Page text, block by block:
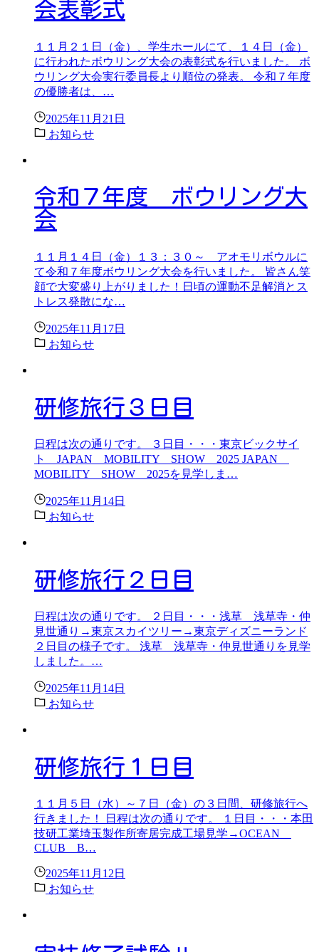
会表彰式
１１月２１日（金）、学生ホールにて、１４日（金）
に行われたボウリング大会の表彰式を行いました。 ボ
ウリング大会実行委員長より順位の発表。 令和７年度
の優勝者は、…
2025年11月21日
お知らせ
令和７年度 ボウリング大
会
１１月１４日（金）１３：３０～ アオモリボウルに
て令和７年度ボウリング大会を行いました。 皆さん笑
顔で大変盛り上がりました！日頃の運動不足解消とス
トレス発散にな…
2025年11月17日
お知らせ
研修旅行３日目
日程は次の通りです。 ３日目・・・東京ビックサイ
ト JAPAN MOBILITY SHOW 2025 JAPAN
MOBILITY SHOW 2025を見学しま…
2025年11月14日
お知らせ
研修旅行２日目
日程は次の通りです。 ２日目・・・浅草 浅草寺・仲
見世通り→東京スカイツリー→東京ディズニーランド
２日目の様子です。 浅草 浅草寺・仲見世通りを見学
しました。…
2025年11月14日
お知らせ
研修旅行１日目
１１月５日（水）～７日（金）の３日間、研修旅行へ
行きました！ 日程は次の通りです。 １日目・・・本田
技研工業埼玉製作所寄居完成工場見学→OCEAN
CLUB B…
2025年11月12日
お知らせ